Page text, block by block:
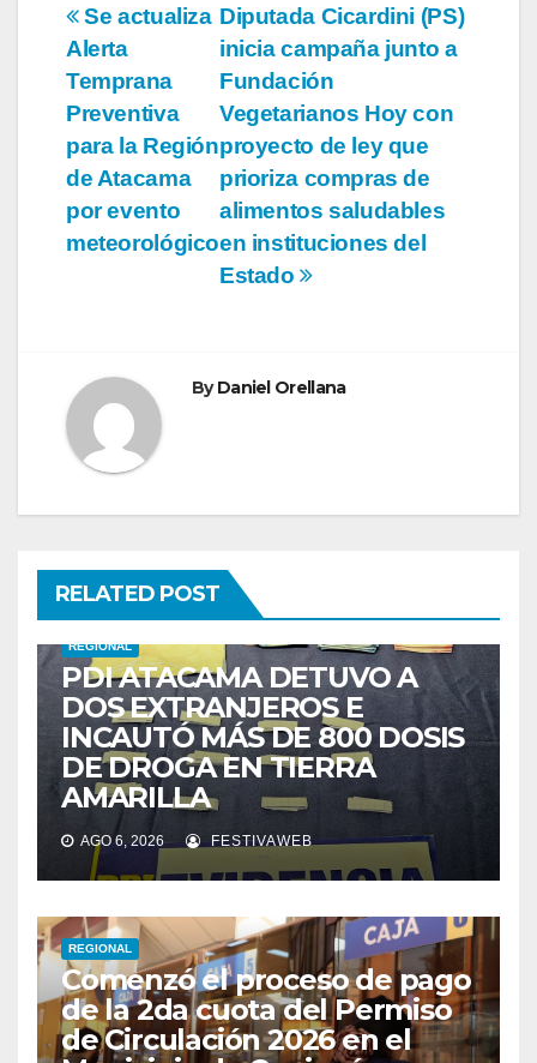
Navegación
de
entradas
Diputada Cicardini (PS)
inicia campaña junto a
Fundación
Vegetarianos Hoy con
proyecto de ley que
prioriza compras de
alimentos saludables
en instituciones del
Estado
Se actualiza
Alerta
Temprana
Preventiva
para la Región
de Atacama
por evento
meteorológico
ByDaniel Orellana
RELATED POST
REGIONAL
PDI ATACAMA DETUVO A
DOS EXTRANJEROS E
INCAUTÓ MÁS DE 800 DOSIS
DE DROGA EN TIERRA
AMARILLA
AGO 6, 2026 FESTIVAWEB
REGIONAL
Comenzó el proceso de pago
de la 2da cuota del Permiso
de Circulación 2026 en el